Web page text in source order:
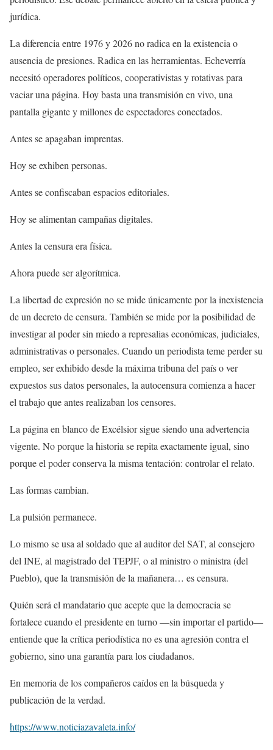
jurídica.
La diferencia entre 1976 y 2026 no radica en la existencia o
ausencia de presiones. Radica en las herramientas. Echeverría
necesitó operadores políticos, cooperativistas y rotativas para
vaciar una página. Hoy basta una transmisión en vivo, una
pantalla gigante y millones de espectadores conectados.
Antes se apagaban imprentas.
Hoy se exhiben personas.
Antes se confiscaban espacios editoriales.
Hoy se alimentan campañas digitales.
Antes la censura era física.
Ahora puede ser algorítmica.
La libertad de expresión no se mide únicamente por la inexistencia
de un decreto de censura. También se mide por la posibilidad de
investigar al poder sin miedo a represalias económicas, judiciales,
administrativas o personales. Cuando un periodista teme perder su
empleo, ser exhibido desde la máxima tribuna del país o ver
expuestos sus datos personales, la autocensura comienza a hacer
el trabajo que antes realizaban los censores.
La página en blanco de Excélsior sigue siendo una advertencia
vigente. No porque la historia se repita exactamente igual, sino
porque el poder conserva la misma tentación: controlar el relato.
Las formas cambian.
La pulsión permanece.
Lo mismo se usa al soldado que al auditor del SAT, al consejero
del INE, al magistrado del TEPJF, o al ministro o ministra (del
Pueblo), que la transmisión de la mañanera… es censura.
Quién será el mandatario que acepte que la democracia se
fortalece cuando el presidente en turno —sin importar el partido—
entiende que la crítica periodística no es una agresión contra el
gobierno, sino una garantía para los ciudadanos.
En memoria de los compañeros caídos en la búsqueda y
publicación de la verdad.
https://www.noticiazavaleta.info/